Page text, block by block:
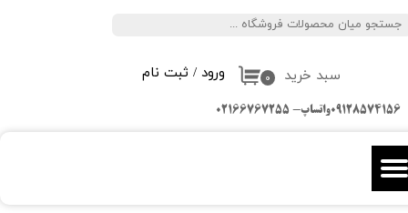
ورود / ثبت نام
تغییر گذر واژه
سفارشات
خروج از حساب کاربری
۰ سبد خرید